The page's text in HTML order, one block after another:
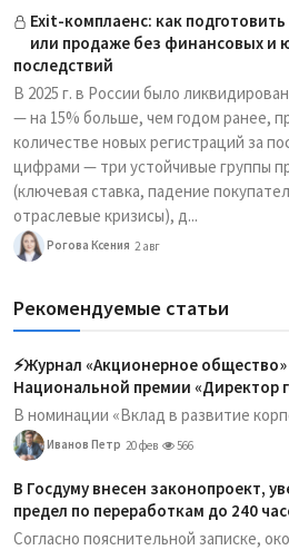
Exit-комплаенс: как
или продаже без финансовых и
последствий
В 2025 г. в России было
— на 15% больше, чем годом ранее,
количестве новых регистраций за
цифрами — три устойчивые группы
(ключевая ставка, падение
отраслевые кризисы), д...
Рогова Ксения 2 авг
Рекомендуемые статьи
⚡️Журнал «Акционерное
Национальной премии «Директор
В номинации «Вклад в развитие
Иванов Петр 20 фев 566
В Госдуму внесен законопроект,
предел по переработкам до 240
Согласно пояснительной записке,